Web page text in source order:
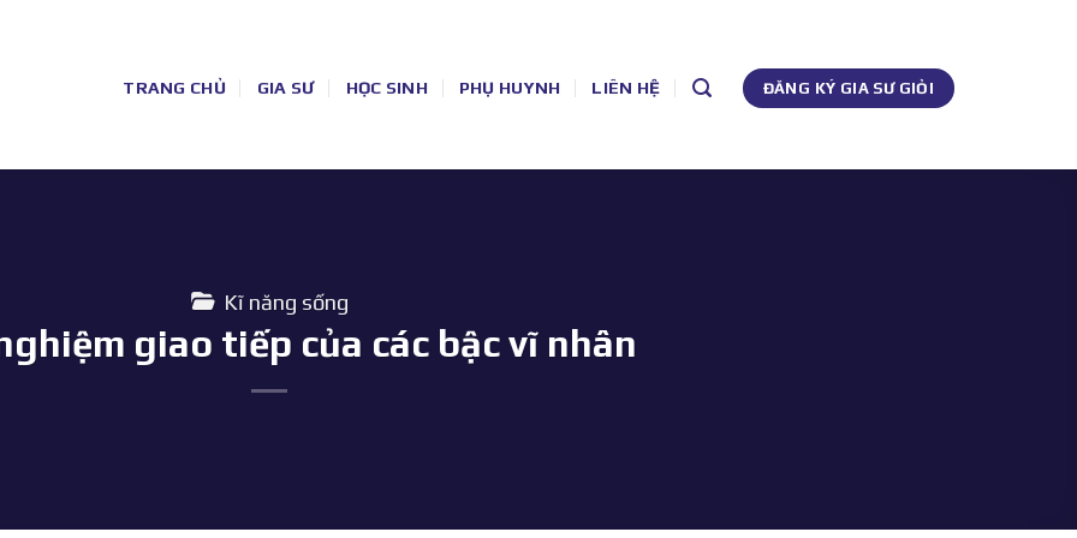
TRANG CHỦ GIA SƯ HỌC SINH PHỤ HUYNH LIÊN HỆ ĐĂNG KÝ GIA SƯ GIỎI
Kĩ năng sống
giao tiếp của các bậc vĩ nhân